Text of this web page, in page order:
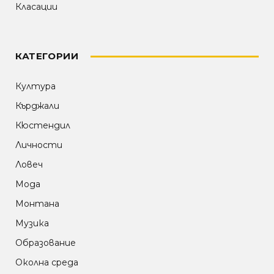
Класации
КАТЕГОРИИ
Култура
Кърджали
Кюстендил
Личности
Ловеч
Мода
Монтана
Музика
Образование
Околна среда